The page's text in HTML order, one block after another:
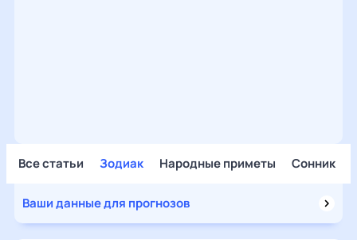
Все статьи Зодиак Народные приметы Сонник
Ваши данные для прогнозов